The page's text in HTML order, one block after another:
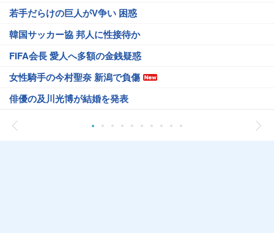
若手だらけの巨人がV争い 困惑
韓国サッカー協 邦人に性接待か
FIFA会長 愛人へ多額の金銭疑惑
女性騎手の今村聖奈 新潟で負傷
俳優の及川光博が結婚を発表